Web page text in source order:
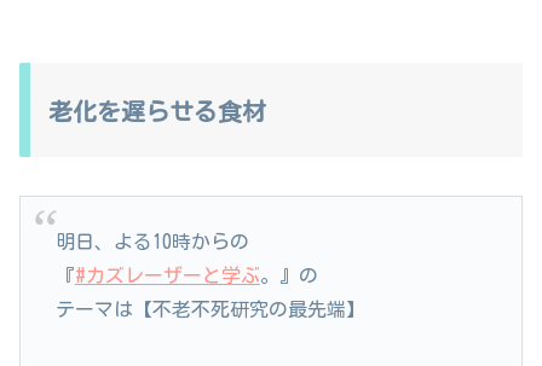
老化を遅らせる食材
明日、よる10時からの
『#カズレーザーと学ぶ。』の
テーマは【不老不死研究の最先端】